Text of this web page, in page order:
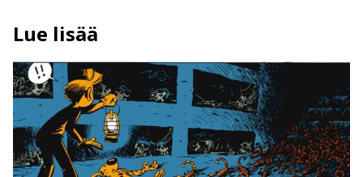
Lue lisää